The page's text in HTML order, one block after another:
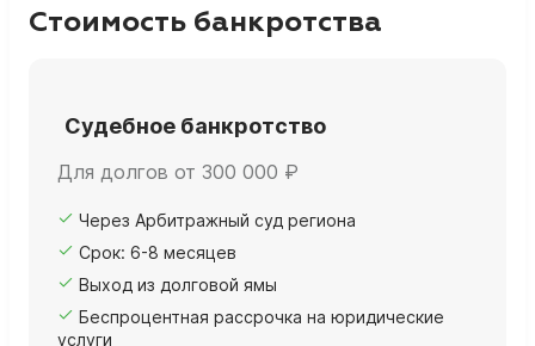
Стоимость банкротства
Судебное банкротство
Для долгов от 300 000 ₽
Через Арбитражный суд региона
Срок: 6-8 месяцев
Выход из долговой ямы
Беспроцентная рассрочка на юридические
услуги